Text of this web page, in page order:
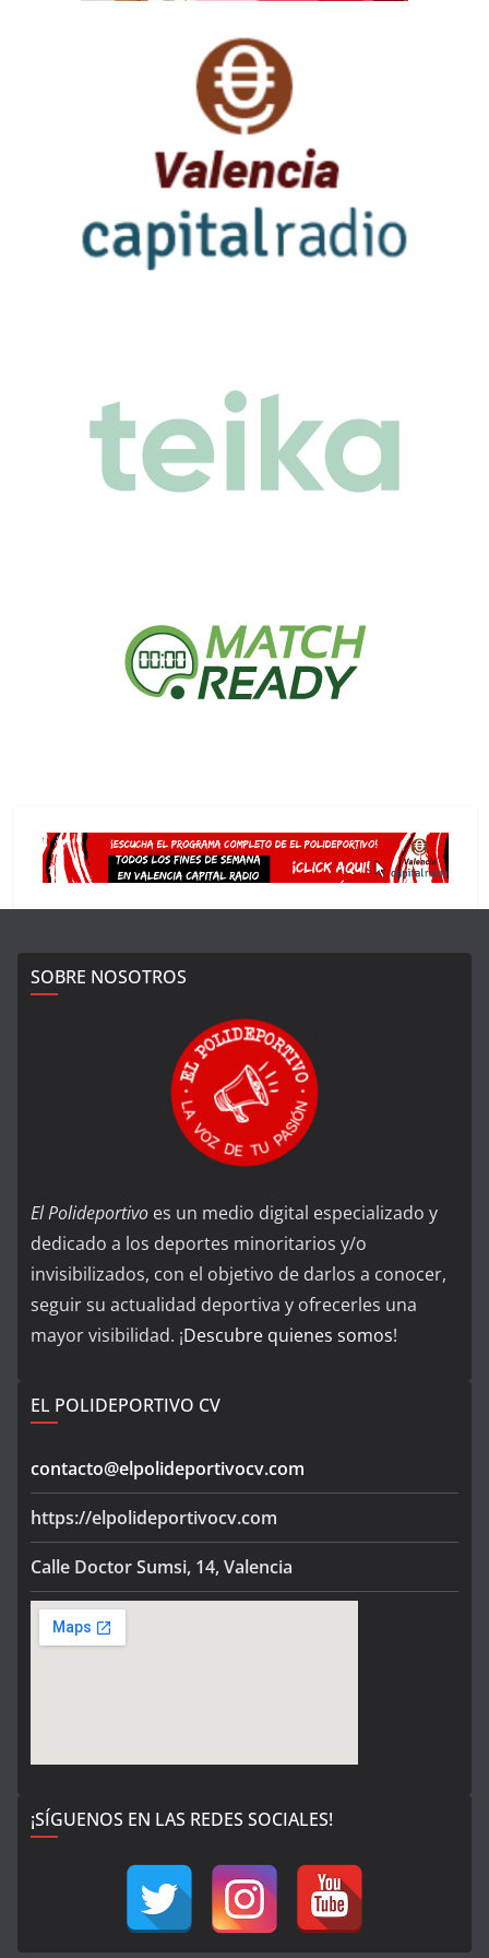
SOBRE NOSOTROS
El Polideportivo es un medio digital especializado y
dedicado a los deportes minoritarios y/o
invisibilizados, con el objetivo de darlos a conocer,
seguir su actualidad deportiva y ofrecerles una
mayor visibilidad. ¡Descubre quienes somos!
EL POLIDEPORTIVO CV
contacto@elpolideportivocv.com
https://elpolideportivocv.com
Calle Doctor Sumsi, 14, Valencia
¡SÍGUENOS EN LAS REDES SOCIALES!